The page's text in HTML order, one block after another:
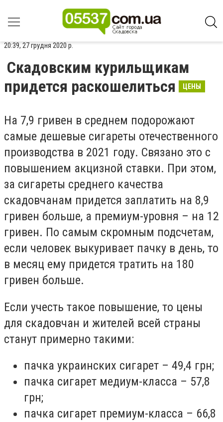
20:39, 27 грудня 2020 р.
Скадовским курильщикам
придется раскошелиться
ЦЕНЫ
На 7,9 гривен в среднем подорожают
самые дешевые сигареты отечественного
производства в 2021 году. Связано это с
повышением акцизной ставки. При этом,
за сигареты среднего качества
скадовчанам придется заплатить на 8,9
гривен больше, а премиум-уровня – на 12
гривен. По самым скромным подсчетам,
если человек выкуривает пачку в день, то
в месяц ему придется тратить на 180
гривен больше.
Если учесть такое повышение, то цены
для скадовчан и жителей всей страны
станут примерно такими:
пачка украинских сигарет – 49,4 грн;
пачка сигарет медиум-класса – 57,8
грн;
пачка сигарет премиум-класса – 66,8